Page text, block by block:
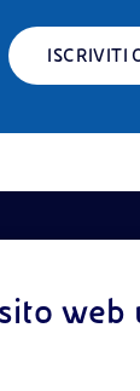
ISCRIVITI
web